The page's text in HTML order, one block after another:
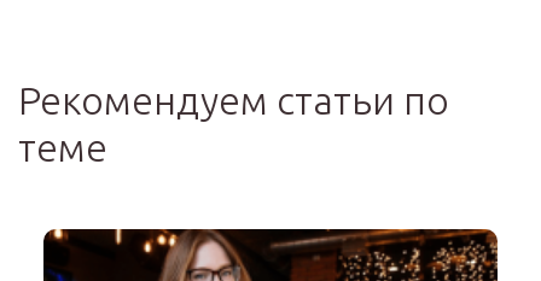
Рекомендуем статьи по
теме